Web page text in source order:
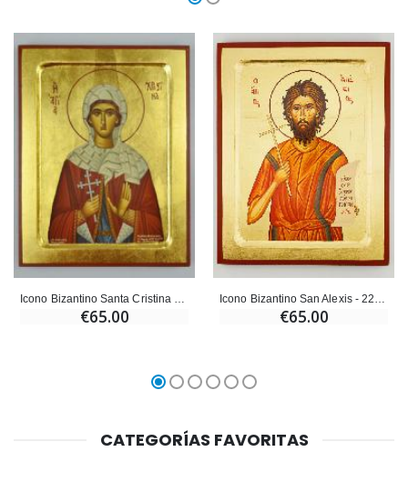
€65.00 €65.00
CATEGORÍAS FAVORITAS